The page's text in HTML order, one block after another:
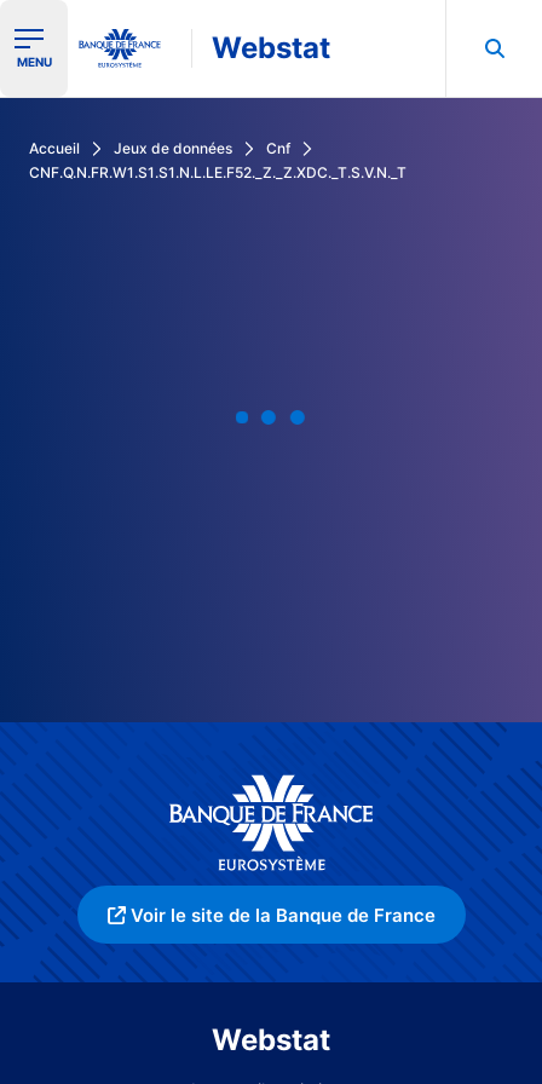
Ouvrir le menu de navigation
MENU Webstat
Accueil Jeux de données
Cnf
CNF.Q.N.FR.W1.S1.S1.N.L.LE.F52._Z._Z.XDC._T.S.V.N._T
Voir le site de la Banque de France
Webstat